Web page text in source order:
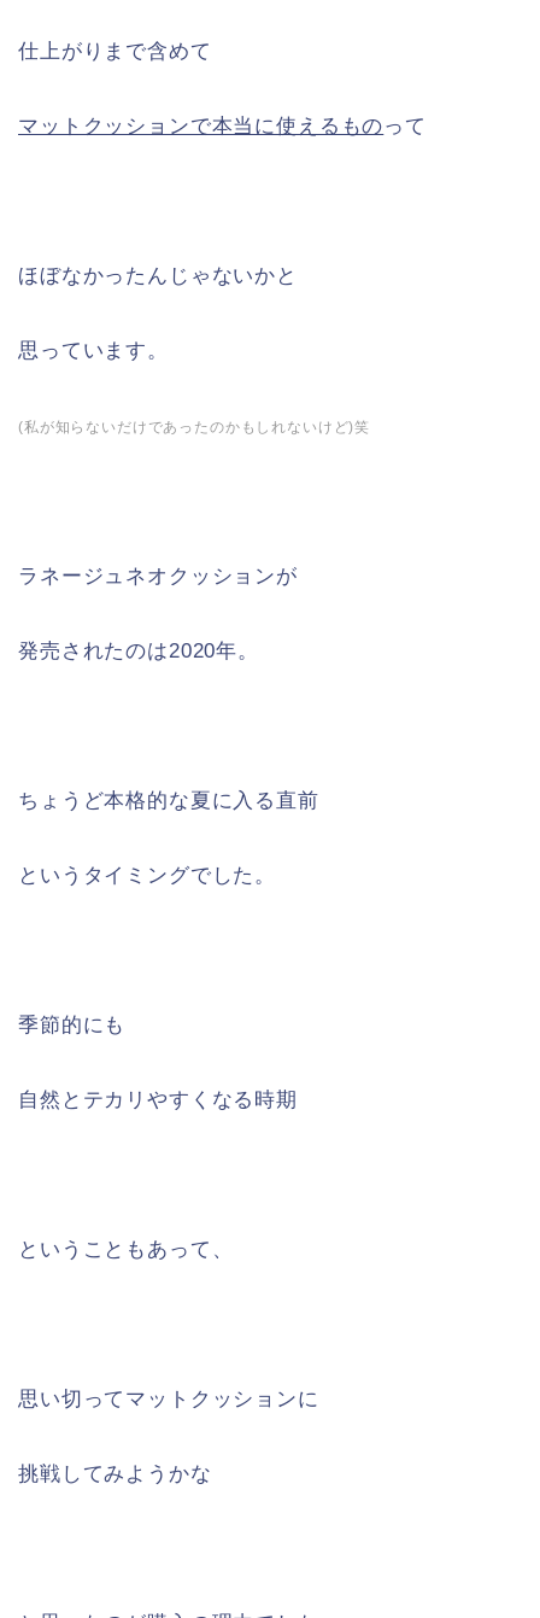
仕上がりまで含めて
マットクッションで本当に使えるものって
ほぼなかったんじゃないかと
思っています。
(私が知らないだけであったのかもしれないけど)笑
ラネージュネオクッションが
発売されたのは2020年。
ちょうど本格的な夏に入る直前
というタイミングでした。
季節的にも
自然とテカリやすくなる時期
ということもあって、
思い切ってマットクッションに
挑戦してみようかな